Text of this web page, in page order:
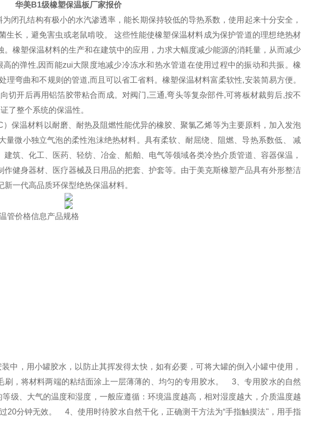
华美B1级橡塑保温板厂家报价
闭孔结构有极小的水汽渗透率，能长期保持较低的导热系数，使用起来十分安全，
生长，避免害虫或老鼠啃咬。 这些性能使橡塑保温材料成为保护管道的理想绝热材
橡塑保温材料的生产和在建筑中的应用，力求大幅度减少能源的消耗量，从而减少
弹性,因而能zui大限度地减少冷冻水和热水管道在使用过程中的振动和共振。橡
理弯曲和不规则的管道,而且可以省工省料。橡塑保温材料富柔软性,安装简易方便。
切开后再用铝箔胶带粘合而成。对阀门,三通,弯头等复杂部件,可将板材裁剪后,按不
了整个系统的保温性。
保温材料以耐磨、耐热及阻燃性能优异的橡胶、聚氯乙烯等为主要原料，加入发泡
量微小独立气泡的柔性泡沫绝热材料。具有柔软、耐屈绕、阻燃、导热系数低、 减
筑、化工、医药、轻纺、冶金、船舶、电气等领域各类冷热介质管道、容器保温，
健身器材、医疗器械及日用品的把套、护套等。由于美克斯橡塑产品具有外形整洁
一代高品质环保型绝热保温材料。
管价格信息产品规格
中，用小罐胶水，以防止其挥发得太快，如有必要，可将大罐的倒入小罐中使用，
，将材料两端的粘结面涂上一层薄薄的、均匀的专用胶水。 3、专用胶水的自然
级、大气的温度和湿度，一般应遵循：环境温度越高，相对湿度越大，介质温度越
20分钟无效。 4、使用时待胶水自然干化，正确测干方法为“手指触摸法"，用手指